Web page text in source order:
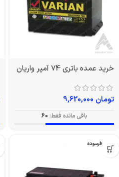
خرید عمده باتری 74 آمپر واریان
تومان
باقی مانده فقط: 60
بدون فرسوده